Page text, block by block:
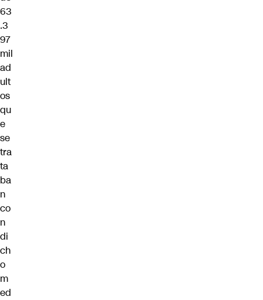
63
.3
97
mil
ad
ult
os
qu
e
se
tra
ta
ba
n
co
n
di
ch
o
m
ed